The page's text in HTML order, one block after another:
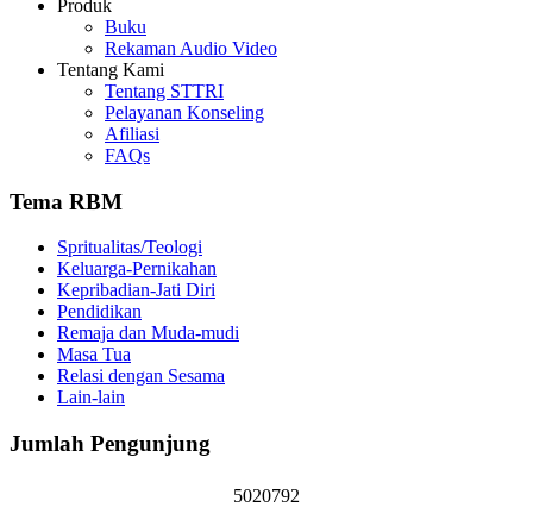
Produk
Buku
Rekaman Audio Video
Tentang Kami
Tentang STTRI
Pelayanan Konseling
Afiliasi
FAQs
Tema RBM
Spritualitas/Teologi
Keluarga-Pernikahan
Kepribadian-Jati Diri
Pendidikan
Remaja dan Muda-mudi
Masa Tua
Relasi dengan Sesama
Lain-lain
Jumlah Pengunjung
5020792